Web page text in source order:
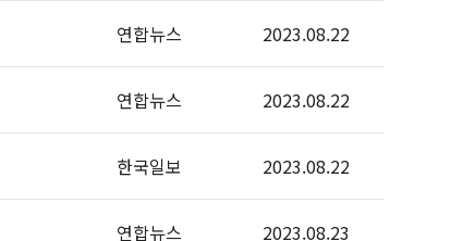
연합뉴스 2023.08.22
연합뉴스 2023.08.22
한국일보 2023.08.22
연합뉴스 2023.08.23